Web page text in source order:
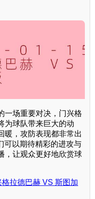
一场重要对决，门兴格
为球队带来巨大的动
暖，攻防表现都非常出
可以期待精彩的进攻与
，让观众更好地欣赏球
拉德巴赫 VS 斯图加